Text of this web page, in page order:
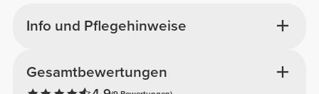
Info und Pflegehinweise
Gesamtbewertungen